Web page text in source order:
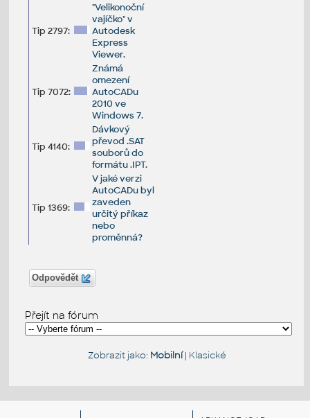
Tip 2797:
"Velikonoční
vajíčko" v
Autodesk
Express
Viewer.
Tip 7072:
Známá
omezení
AutoCADu
2010 ve
Windows 7.
Tip 4140:
Dávkový
převod .SAT
souborů do
formátu .IPT.
Tip 1369:
V jaké verzi
AutoCADu byl
zaveden
určitý příkaz
nebo
proměnná?
Odpovědět
Přejít na fórum
Zobrazit jako: Mobilní| Klasické